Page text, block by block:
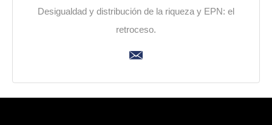
Desigualdad y distribución de la riqueza y EPN: el
retroceso.